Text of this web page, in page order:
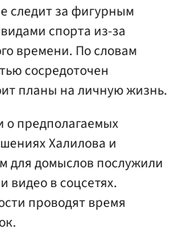
следит за фигурным
спорта из-за
времени. По словам
сосредоточен
планы на личную жизнь.
предполагаемых
Халилова и
для домыслов послужили
видео в соцсетях.
проводят время